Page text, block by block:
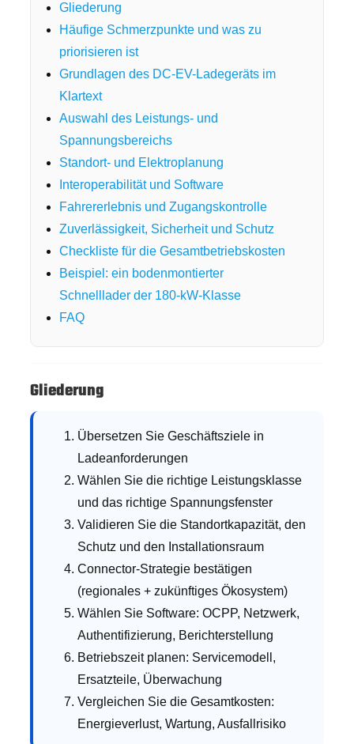
Gliederung
Häufige Schmerzpunkte und was zu
priorisieren ist
Grundlagen des DC-EV-Ladegeräts im
Klartext
Auswahl des Leistungs- und
Spannungsbereichs
Standort- und Elektroplanung
Interoperabilität und Software
Fahrererlebnis und Zugangskontrolle
Zuverlässigkeit, Sicherheit und Schutz
Checkliste für die Gesamtbetriebskosten
Beispiel: ein bodenmontierter
Schnelllader der 180-kW-Klasse
FAQ
Gliederung
Übersetzen Sie Geschäftsziele in
Ladeanforderungen
Wählen Sie die richtige Leistungsklasse
und das richtige Spannungsfenster
Validieren Sie die Standortkapazität, den
Schutz und den Installationsraum
Connector-Strategie bestätigen
(regionales + zukünftiges Ökosystem)
Wählen Sie Software: OCPP, Netzwerk,
Authentifizierung, Berichterstellung
Betriebszeit planen: Servicemodell,
Ersatzteile, Überwachung
Vergleichen Sie die Gesamtkosten:
Energieverlust, Wartung, Ausfallrisiko